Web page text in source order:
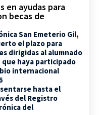
en ayudas para
becas de
San Emeterio Gil,
el plazo para
dirigidas al alumnado
haya participado
internacional
hasta el
del Registro
del